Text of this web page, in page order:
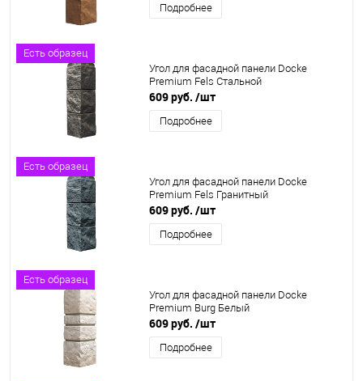
Подробнее
Есть образец
Угол для фасадной панели Docke
Premium Fels Стальной
609 руб. /шт
Подробнее
Есть образец
Угол для фасадной панели Docke
Premium Fels Гранитный
609 руб. /шт
Подробнее
Есть образец
Угол для фасадной панели Docke
Premium Burg Белый
609 руб. /шт
Подробнее